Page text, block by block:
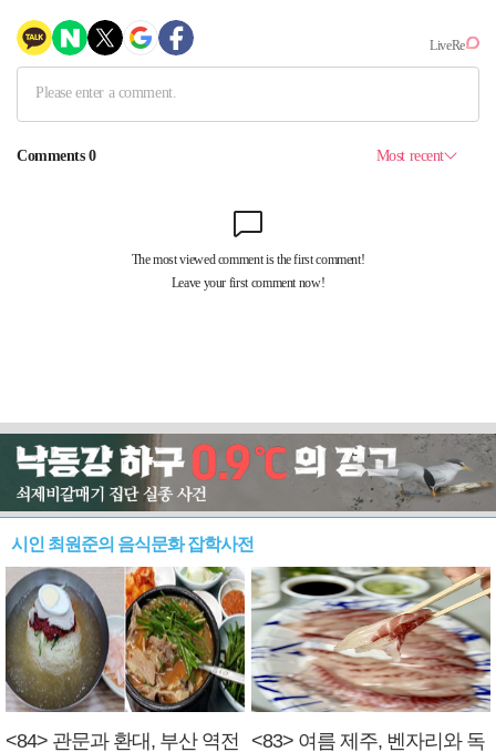
시인 최원준의 음식문화 잡학사전
<84> 관문과 환대, 부산 역전
<83> 여름 제주, 벤자리와 독